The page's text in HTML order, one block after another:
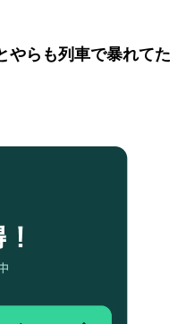
やらも列車で暴れてた